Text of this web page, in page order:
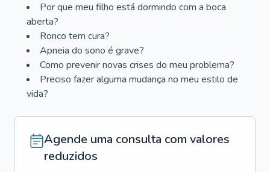
Por que meu filho está dormindo com a boca
aberta?
Ronco tem cura?
Apneia do sono é grave?
Como prevenir novas crises do meu problema?
Preciso fazer alguma mudança no meu estilo de
vida?
Agende uma consulta com valores
reduzidos